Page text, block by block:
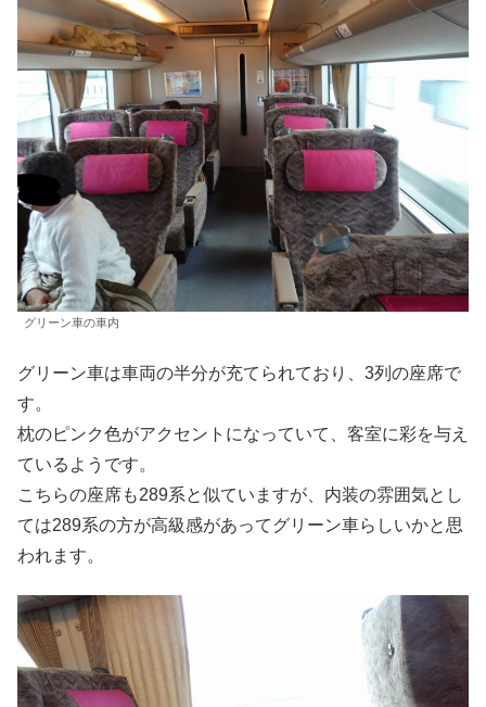
グリーン車の車内
グリーン車は車両の半分が充てられており、3列の座席で
す。
枕のピンク色がアクセントになっていて、客室に彩を与え
ているようです。
こちらの座席も289系と似ていますが、内装の雰囲気とし
ては289系の方が高級感があってグリーン車らしいかと思
われます。